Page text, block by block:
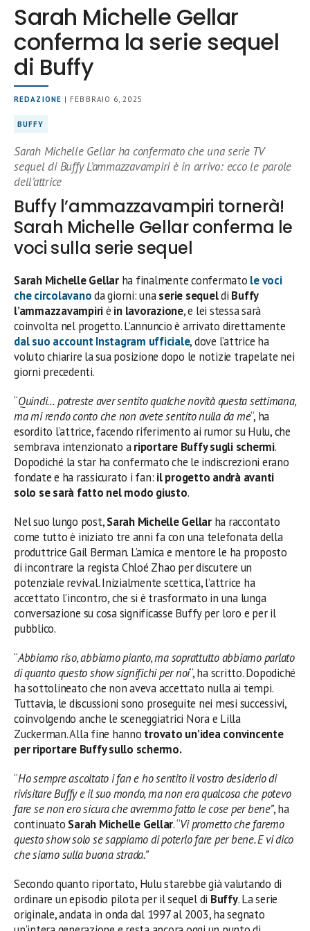
Sarah Michelle Gellar
conferma la serie sequel
di Buffy
REDAZIONE | FEBBRAIO 6, 2025
BUFFY
Sarah Michelle Gellar ha confermato che una serie TV
sequel di Buffy L’ammazzavampiri è in arrivo: ecco le parole
dell’attrice
Buffy l’ammazzavampiri tornerà!
Sarah Michelle Gellar conferma le
voci sulla serie sequel
Sarah Michelle Gellarha finalmente confermato le voci
che circolavanoda giorni: unaserie sequeldi Buffy
l’ammazzavampiriè in lavorazione, e lei stessa sarà
coinvolta nel progetto. L’annuncio è arrivato direttamente
dal suo account Instagram ufficiale, dove l’attrice ha
voluto chiarire la sua posizione dopo le notizie trapelate nei
giorni precedenti.
“Quindi… potreste aver sentito qualche novità questa settimana,
ma mi rendo conto che non avete sentito nulla da me“, ha
esordito l’attrice, facendo riferimento ai rumor su Hulu, che
sembrava intenzionato ariportare Buffy sugli schermi.
Dopodiché la star ha confermato che le indiscrezioni erano
fondate e ha rassicurato i fan: il progetto andrà avanti
solo se sarà fatto nel modo giusto.
Nel suo lungo post,Sarah Michelle Gellarha raccontato
come tutto è iniziato tre anni fa con una telefonata della
produttrice Gail Berman. L’amica e mentore le ha proposto
di incontrare la regista Chloé Zhao per discutere un
potenziale revival. Inizialmente scettica, l’attrice ha
accettato l’incontro, che si è trasformato in una lunga
conversazione su cosa significasse Buffy per loro e per il
pubblico.
“Abbiamo riso, abbiamo pianto, ma soprattutto abbiamo parlato
di quanto questo show significhi per noi“, ha scritto. Dopodiché
ha sottolineato che non aveva accettato nulla ai tempi.
Tuttavia, le discussioni sono proseguite nei mesi successivi,
coinvolgendo anche le sceneggiatrici Nora e Lilla
Zuckerman. Alla fine hanno trovato un’idea convincente
per riportare Buffy sullo schermo.
“Ho sempre ascoltato i fan e ho sentito il vostro desiderio di
rivisitare Buffy e il suo mondo, ma non era qualcosa che potevo
fare se non ero sicura che avremmo fatto le cose per bene”, ha
continuato Sarah Michelle Gellar. “Vi prometto che faremo
questo show solo se sappiamo di poterlo fare per bene. E vi dico
che siamo sulla buona strada.”
Secondo quanto riportato, Hulu starebbe già valutando di
ordinare un episodio pilota per il sequel di Buffy. La serie
originale, andata in onda dal 1997 al 2003, ha segnato